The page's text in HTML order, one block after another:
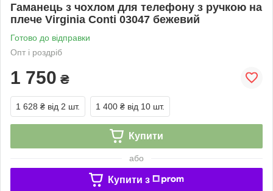
Гаманець з чохлом для телефону з ручкою на
плече Virginia Conti 03047 бежевий
Готово до відправки
Опт і роздріб
1 750 ₴
1 628 ₴ від 2 шт. 1 400 ₴ від 10 шт.
Купити
або
Купити з